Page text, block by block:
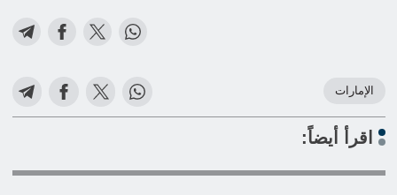
الإمارات
اقرأ أيضاً: